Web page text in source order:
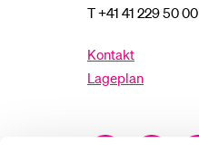
T +41 41 229 50 00
Kontakt
Lageplan